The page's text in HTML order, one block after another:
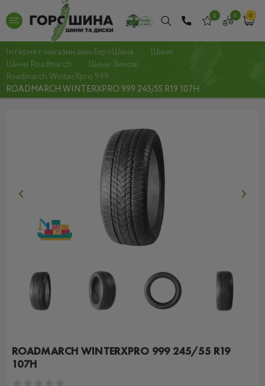
0 0 0
Інтернет-магазин шин ГороШина
Шини
Шини Roadmarch
Шини Зимові
Roadmarch WinterXpro 999
ROADMARCH WINTERXPRO 999 245/55 R19 107H
ROADMARCH WINTERXPRO 999 245/55 R19
107H